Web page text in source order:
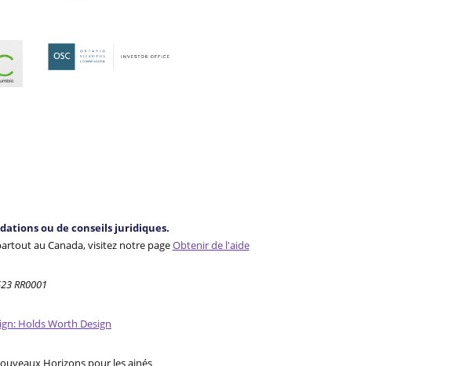
ou de conseils juridiques.
au Canada, visitez notre pageObtenir de l'aide
RR0001
Holds Worth Design
Horizons pour les ainés